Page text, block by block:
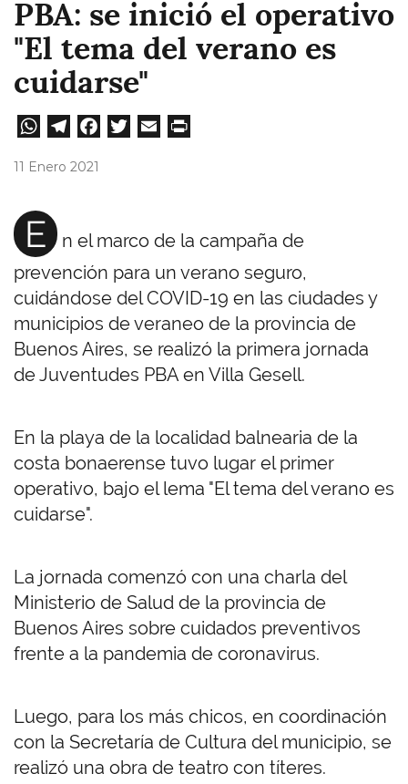
PBA: se inició el operativo
"El tema del verano es
cuidarse"
W
A
pp
Te
m
Fa
11 Enero 2021
E
n el marco de la campaña de
prevención para un verano seguro,
cuidándose del COVID-19 en las ciudades y
municipios de veraneo de la provincia de
Buenos Aires, se realizó la primera jornada
de Juventudes PBA en Villa Gesell.
En la playa de la localidad balnearia de la
costa bonaerense tuvo lugar el primer
operativo, bajo el lema "El tema del verano es
cuidarse".
La jornada comenzó con una charla del
Ministerio de Salud de la provincia de
Buenos Aires sobre cuidados preventivos
frente a la pandemia de coronavirus.
Luego, para los más chicos, en coordinación
con la Secretaría de Cultura del municipio, se
realizó una obra de teatro con títeres.